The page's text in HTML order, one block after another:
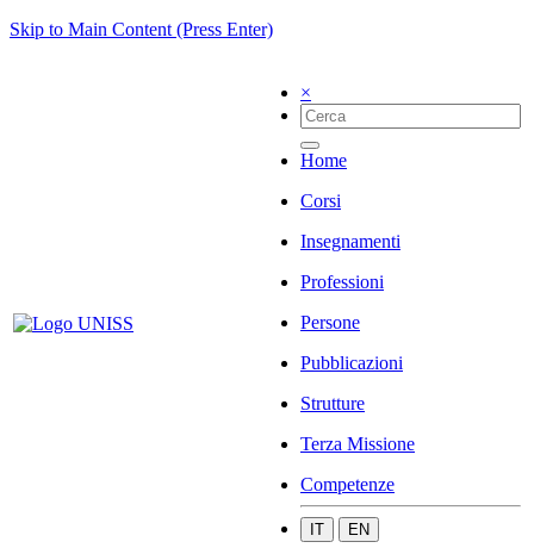
Skip to Main Content (Press Enter)
×
Home
Corsi
Insegnamenti
Professioni
Persone
Pubblicazioni
Strutture
Terza Missione
Competenze
IT EN